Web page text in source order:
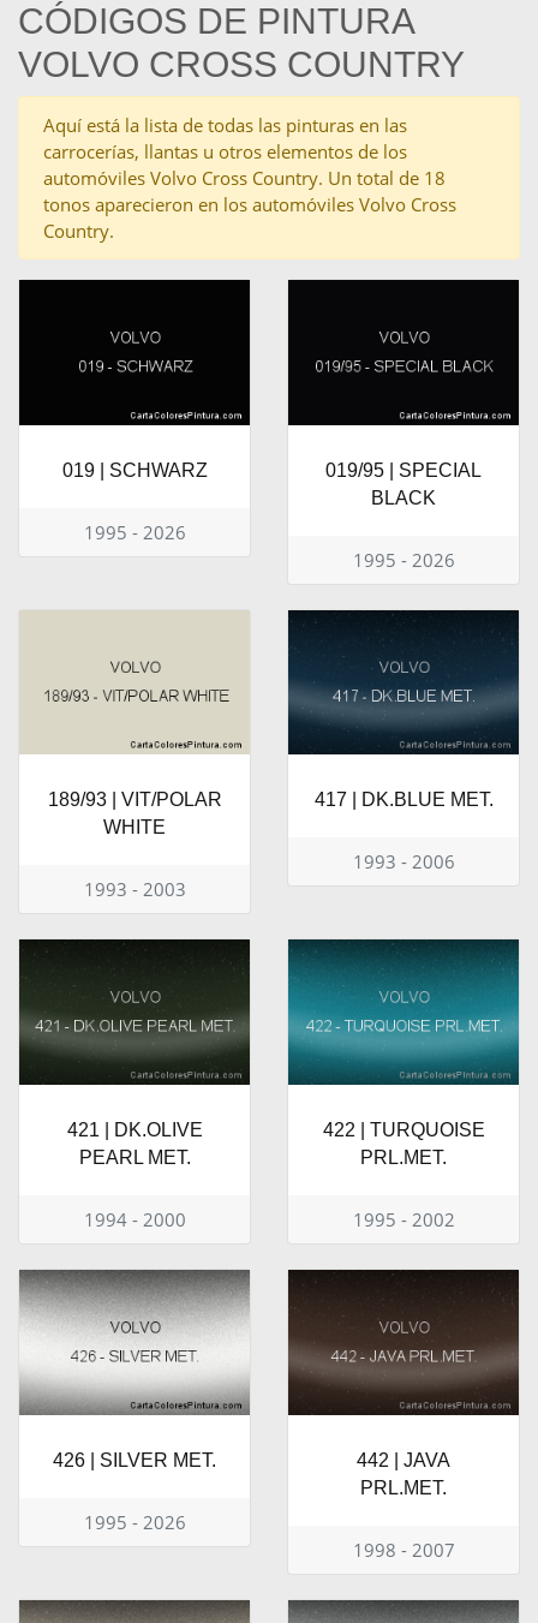
CÓDIGOS DE PINTURA
VOLVO CROSS COUNTRY
Aquí está la lista de todas las pinturas en las
carrocerías, llantas u otros elementos de los
automóviles Volvo Cross Country. Un total de 18
tonos aparecieron en los automóviles Volvo Cross
Country.
019 | SCHWARZ
1995 - 2026
019/95 | SPECIAL
BLACK
1995 - 2026
189/93 | VIT/POLAR
WHITE
1993 - 2003
417 | DK.BLUE MET.
1993 - 2006
421 | DK.OLIVE
PEARL MET.
1994 - 2000
422 | TURQUOISE
PRL.MET.
1995 - 2002
426 | SILVER MET.
1995 - 2026
442 | JAVA
PRL.MET.
1998 - 2007